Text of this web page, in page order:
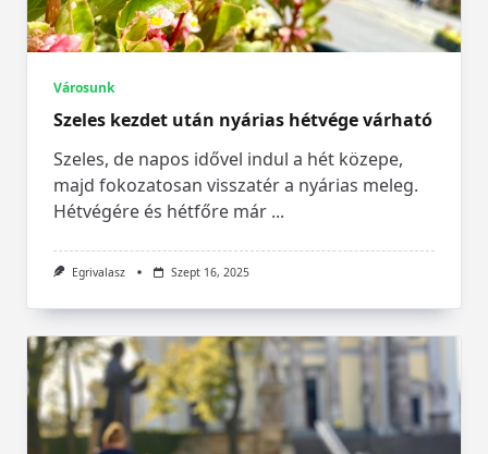
Városunk
Szeles kezdet után nyárias hétvége várható
Szeles, de napos idővel indul a hét közepe,
majd fokozatosan visszatér a nyárias meleg.
Hétvégére és hétfőre már ...
Egrivalasz Szept 16, 2025